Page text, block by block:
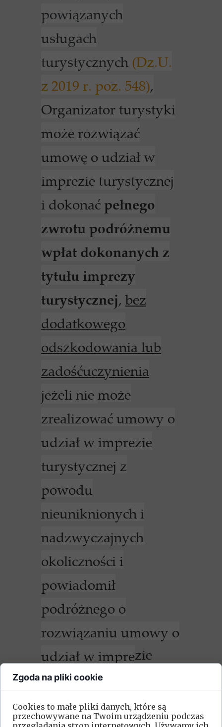
powiązanych
usługach
turystycznych (Dz.U.
z 2019 r. poz. 548),
Organizator turystyki
może rozwiązać
umowę o udział w
imprezie turystycznej
i dokonaćpełnego
zwrotu podróżnemu
wpłat dokonanych z
tytułu imprezy
turystycznej, bez
dodatkowego
odszkodowania lub
zadośćuczynienia
jeżeli niemoże
zrealizować umowy o
udział w imprezie
turystycznej z
powodu
nieuniknionych i
nadzwyczajnych
okoliczności i
powiadomił
podróżnego o
rozwiązaniu umowy o
udział w imprezie
turystycznej
niezwłocznie przed
Zgoda na pliki cookie
Cookies to małe pliki danych, które są
przechowywane na Twoim urządzeniu podczas